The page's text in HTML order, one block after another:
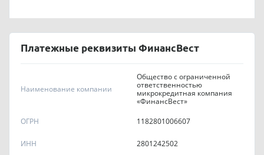
Платежные реквизиты ФинансВест
Наименование компании
Общество с ограниченной
ответственностью
микрокредитная компания
«ФинансВест»
ОГРН
1182801006607
ИНН 2801242502